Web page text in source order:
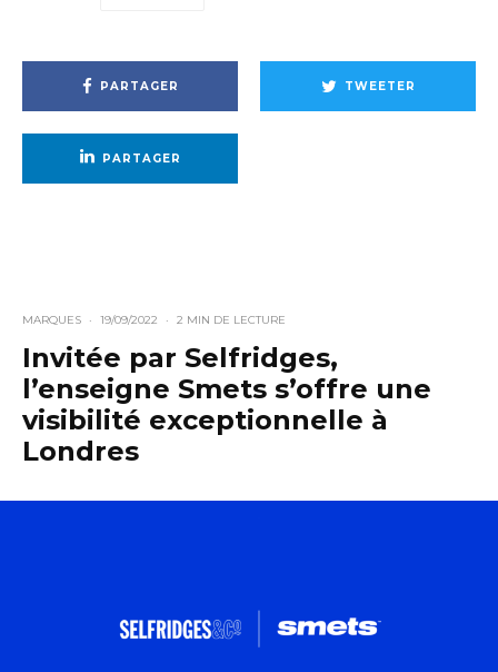
PARTAGER TWEETER
PARTAGER
MARQUES · 19/09/2022 · 2 MIN DE LECTURE
Invitée par Selfridges,
l’enseigne Smets s’offre une
visibilité exceptionnelle à
Londres